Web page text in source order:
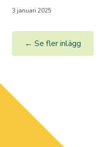
3 januari 2025
← Se fler inlägg